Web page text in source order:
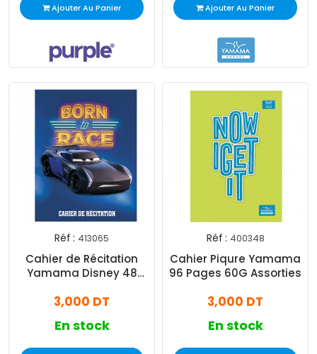
Ajouter Au Panier Ajouter Au Panier
Réf : 413065
Cahier de Récitation
Yamama Disney 48
3,000 DT
En stock
Réf : 400348
Cahier Piqure Yamama
96 Pages 60G Assorties
3,000 DT
En stock